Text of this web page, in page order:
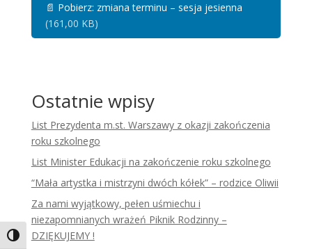
Toggle High Contrast
📄 Pobierz: zmiana terminu – sesja jesienna
(161,00 KB)
Ostatnie wpisy
List Prezydenta m.st. Warszawy z okazji zakończenia
roku szkolnego
List Minister Edukacji na zakończenie roku szkolnego
“Mała artystka i mistrzyni dwóch kółek” – rodzice Oliwii
Za nami wyjątkowy, pełen uśmiechu i
niezapomnianych wrażeń Piknik Rodzinny –
DZIĘKUJEMY !